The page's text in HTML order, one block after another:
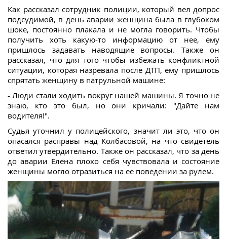
Как рассказал сотрудник полиции, который вел допрос
подсудимой, в день аварии женщина была в глубоком
шоке, постоянно плакала и не могла говорить. Чтобы
получить хоть какую-то информацию от нее, ему
пришлось задавать наводящие вопросы. Также он
рассказал, что для того чтобы избежать конфликтной
ситуации, которая назревала после ДТП, ему пришлось
спрятать женщину в патрульной машине:
- Люди стали ходить вокруг нашей машины. Я точно не
знаю, кто это был, но они кричали: "Дайте нам
водителя!".
Судья уточнил у полицейского, значит ли это, что он
опасался расправы над Колбасовой, на что свидетель
ответил утвердительно. Также он рассказал, что за день
до аварии Елена плохо себя чувствовала и состояние
женщины могло отразиться на ее поведении за рулем.